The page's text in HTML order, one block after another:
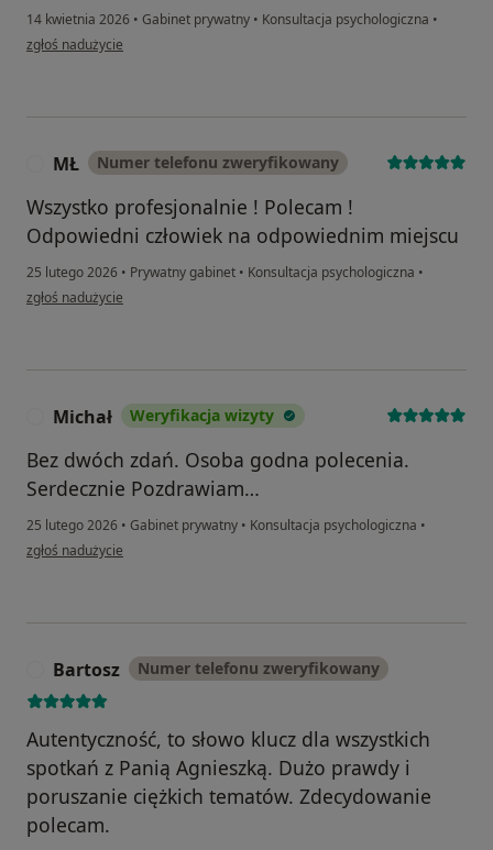
14 kwietnia 2026 • Gabinet prywatny • Konsultacja psychologiczna •
w opinii użytkownika DK
zgłoś nadużycie
MŁ Numer telefonu zweryfikowany
Wszystko profesjonalnie ! Polecam !
Odpowiedni człowiek na odpowiednim miejscu
25 lutego 2026 • Prywatny gabinet • Konsultacja psychologiczna •
w opinii użytkownika MŁ
zgłoś nadużycie
Michał Weryfikacja wizyty
Bez dwóch zdań. Osoba godna polecenia.
Serdecznie Pozdrawiam…
25 lutego 2026 • Gabinet prywatny • Konsultacja psychologiczna •
w opinii użytkownika Michał
zgłoś nadużycie
Bartosz Numer telefonu zweryfikowany
Autentyczność, to słowo klucz dla wszystkich
spotkań z Panią Agnieszką. Dużo prawdy i
poruszanie ciężkich tematów. Zdecydowanie
polecam.